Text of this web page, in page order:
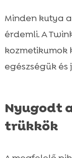
Minden kutya
érdemli. A
kozmetikumok
egészségük
Nyugodt
trükkök